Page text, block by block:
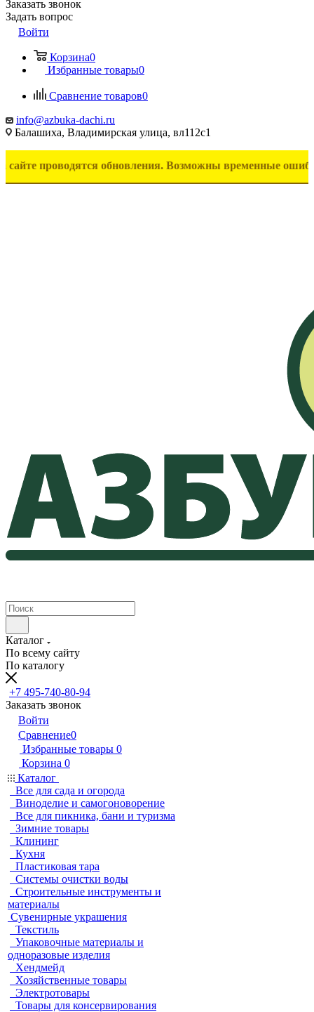
Заказать звонок
Задать вопрос
Войти
Корзина0
Избранные товары0
Сравнение товаров0
info@azbuka-dachi.ru
Балашиха, Владимирская улица, вл112с1
обновления. Возможны временные ошибки в
Каталог
По всему сайту
По каталогу
+7 495-740-80-94
Заказать звонок
Войти
Сравнение0
Избранные товары 0
Корзина 0
Каталог
Все для сада и огорода
Виноделие и самогоноворение
Все для пикника, бани и туризма
Зимние товары
Клининг
Кухня
Пластиковая тара
Системы очистки воды
Строительные инструменты и
материалы
Сувенирные украшения
Текстиль
Упаковочные материалы и
одноразовые изделия
Хендмейд
Хозяйственные товары
Электротовары
Товары для консервирования